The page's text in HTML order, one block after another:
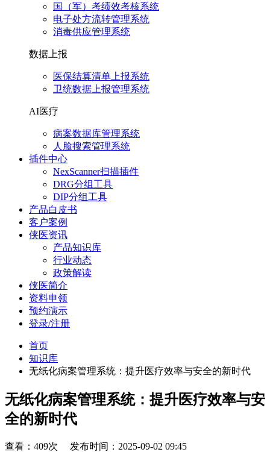
国（军）考绩效考核系统
电子处方流转管理系统
消毒供应管理系统
数据上报
医保结算清单上报系统
卫统数据上报管理系统
AI医疗
病案数据库管理系统
人脸搜索管理系统
插件中心
NexScanner扫描插件
DRG分组工具
DIP分组工具
产品白皮书
客户案例
侠医资讯
产品知识库
行业动态
政策解读
侠医简介
资料申领
预约演示
登录/注册
首页
知识库
无纸化病案管理系统：提升医疗效率与安全的新时代
无纸化病案管理系统：提升医疗效率与安
全的新时代
查看：409次 发布时间：2025-09-02 09:45